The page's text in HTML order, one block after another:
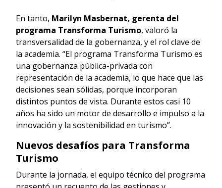
En tanto, Marilyn Masbernat, gerenta del
programa Transforma Turismo, valoró la
transversalidad de la gobernanza, y el rol clave de
la academia. “El programa Transforma Turismo es
una gobernanza pública-privada con
representación de la academia, lo que hace que las
decisiones sean sólidas, porque incorporan
distintos puntos de vista. Durante estos casi 10
años ha sido un motor de desarrollo e impulso a la
innovación y la sostenibilidad en turismo”.
Nuevos desafíos para Transforma
Turismo
Durante la jornada, el equipo técnico del programa